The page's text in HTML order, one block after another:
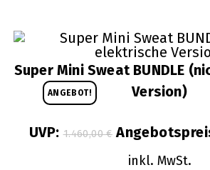
ANGEBOT!
Super Mini Sweat BUNDLE
Version)
UVP: 1.460,00€ Ursprünglicher
Preis
1.460,00 €
inkl. MwSt.